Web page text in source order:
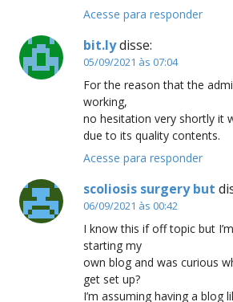
Acesse para responder
bit.lydisse:
05/09/2021 às 07:04
For the reason that the
working,
no hesitation very shortly it
due to its quality contents.
Acesse para responder
scoliosis surgery but
06/09/2021 às 00:42
I know this if off topic but
starting my
own blog and was curious
get set up?
I’m assuming having a blog